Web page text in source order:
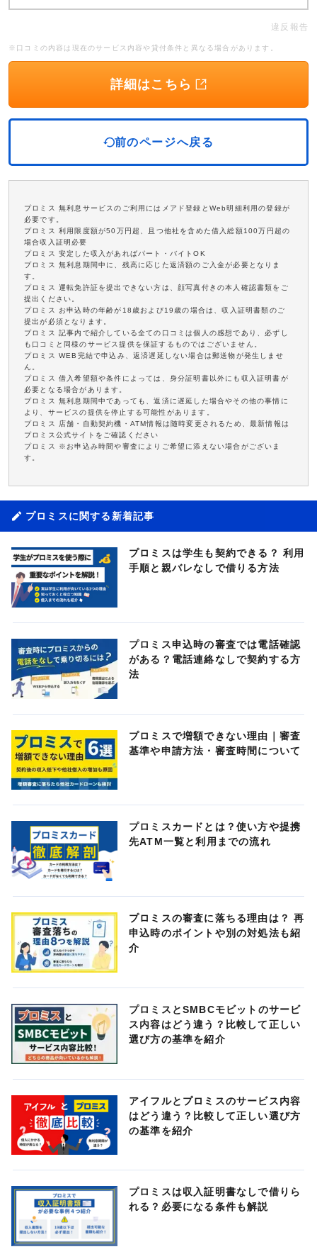
違反報告
※口コミの内容は現在のサービス内容や貸付条件と異なる場合があります。
詳細はこちら
前のページへ戻る
プロミス 無利息サービスのご利用にはメアド登録とWeb明細利用の登録が
必要です。
プロミス 利用限度額が50万円超、且つ他社を含めた借入総額100万円超の
場合収入証明必要
プロミス 安定した収入があればパート・バイトOK
プロミス 無利息期間中に、残高に応じた返済額のご入金が必要となりま
す。
プロミス 運転免許証を提出できない方は、顔写真付きの本人確認書類をご
提出ください。
プロミス お申込時の年齢が18歳および19歳の場合は、収入証明書類のご
提出が必須となります。
プロミス 記事内で紹介している全ての口コミは個人の感想であり、必ずし
も口コミと同様のサービス提供を保証するものではございません。
プロミス WEB完結で申込み、返済遅延しない場合は郵送物が発生しませ
ん。
プロミス 借入希望額や条件によっては、身分証明書以外にも収入証明書が
必要となる場合があります。
プロミス 無利息期間中であっても、返済に遅延した場合やその他の事情に
より、サービスの提供を停止する可能性があります。
プロミス 店舗・自動契約機・ATM情報は随時変更されるため、最新情報は
プロミス公式サイトをご確認ください
プロミス ※お申込み時間や審査によりご希望に添えない場合がございま
す。
プロミスに関する新着記事
プロミスは学生も契約できる？ 利用
手順と親バレなしで借りる方法
プロミス申込時の審査では電話確認
がある？電話連絡なしで契約する方
法
プロミスで増額できない理由｜審査
基準や申請方法・審査時間について
プロミスカードとは？使い方や提携
先ATM一覧と利用までの流れ
プロミスの審査に落ちる理由は？ 再
申込時のポイントや別の対処法も紹
介
プロミスとSMBCモビットのサービ
ス内容はどう違う？比較して正しい
選び方の基準を紹介
アイフルとプロミスのサービス内容
はどう違う？比較して正しい選び方
の基準を紹介
プロミスは収入証明書なしで借りら
れる？必要になる条件も解説